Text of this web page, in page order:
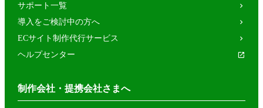
サポート一覧
導入をご検討中の方へ
ECサイト制作代行サービス
ヘルプセンター
制作会社・提携会社さまへ